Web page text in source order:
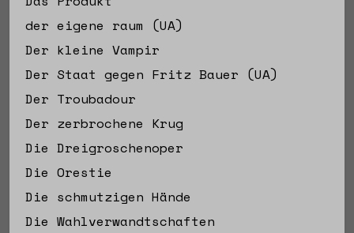
der eigene raum (UA)
Der kleine Vampir
Der Staat gegen Fritz Bauer (UA)
Der Troubadour
Der zerbrochene Krug
Die Dreigroschenoper
Die Orestie
Die schmutzigen Hände
Die Wahlverwandtschaften